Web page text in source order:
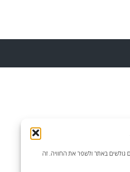
גולשים באתר ולשפר את החוויה. זה